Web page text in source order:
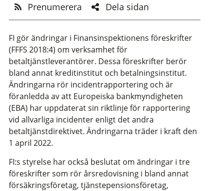
Prenumerera Dela sidan
FI gör ändringar i Finansinspektionens föreskrifter
(FFFS 2018:4) om verksamhet för
betaltjänstleverantörer. Dessa föreskrifter berör
bland annat kreditinstitut och betalningsinstitut.
Ändringarna rör incidentrapportering och är
föranledda av att Europeiska bankmyndigheten
(EBA) har uppdaterat sin riktlinje för rapportering
vid allvarliga incidenter enligt det andra
betaltjänstdirektivet. Ändringarna träder i kraft den
1 april 2022.
FI:s styrelse har också beslutat om ändringar i tre
föreskrifter som rör årsredovisning i bland annat
försäkringsföretag, tjänstepensionsföretag,